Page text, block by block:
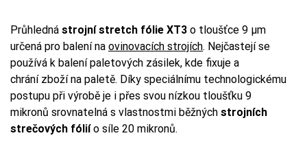
Průhledná strojní stretch fólie XT3 o tloušťce 9 µm
určená pro balení na ovinovacích strojích. Nejčastejí se
používá k balení paletových zásilek, kde fixuje a
chrání zboží na paletě. Díky speciálnímu technologickému
postupu při výrobě je i přes svou nízkou tloušťku 9
mikronů srovnatelná s vlastnostmi běžných strojních
strečových fóliío síle 20 mikronů.